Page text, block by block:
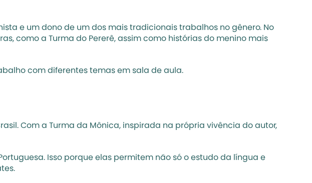
e um dono de um dos mais tradicionais trabalhos no gênero. No
como a Turma do Pererê, assim como histórias do menino mais
com diferentes temas em sala de aula.
Com a Turma da Mônica, inspirada na própria vivência do autor,
Isso porque elas permitem não só o estudo da língua e